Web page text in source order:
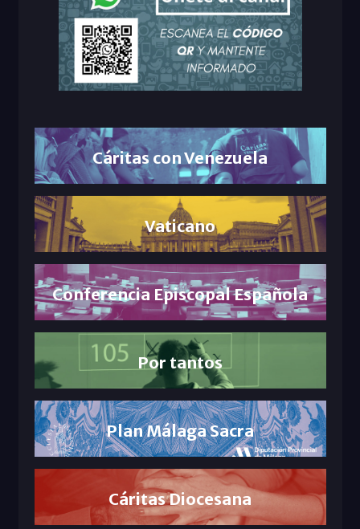
Cáritas con Venezuela
Vaticano
Conferencia Episcopal Española
Por tantos
Plan Málaga Sacra
Cáritas Diocesana